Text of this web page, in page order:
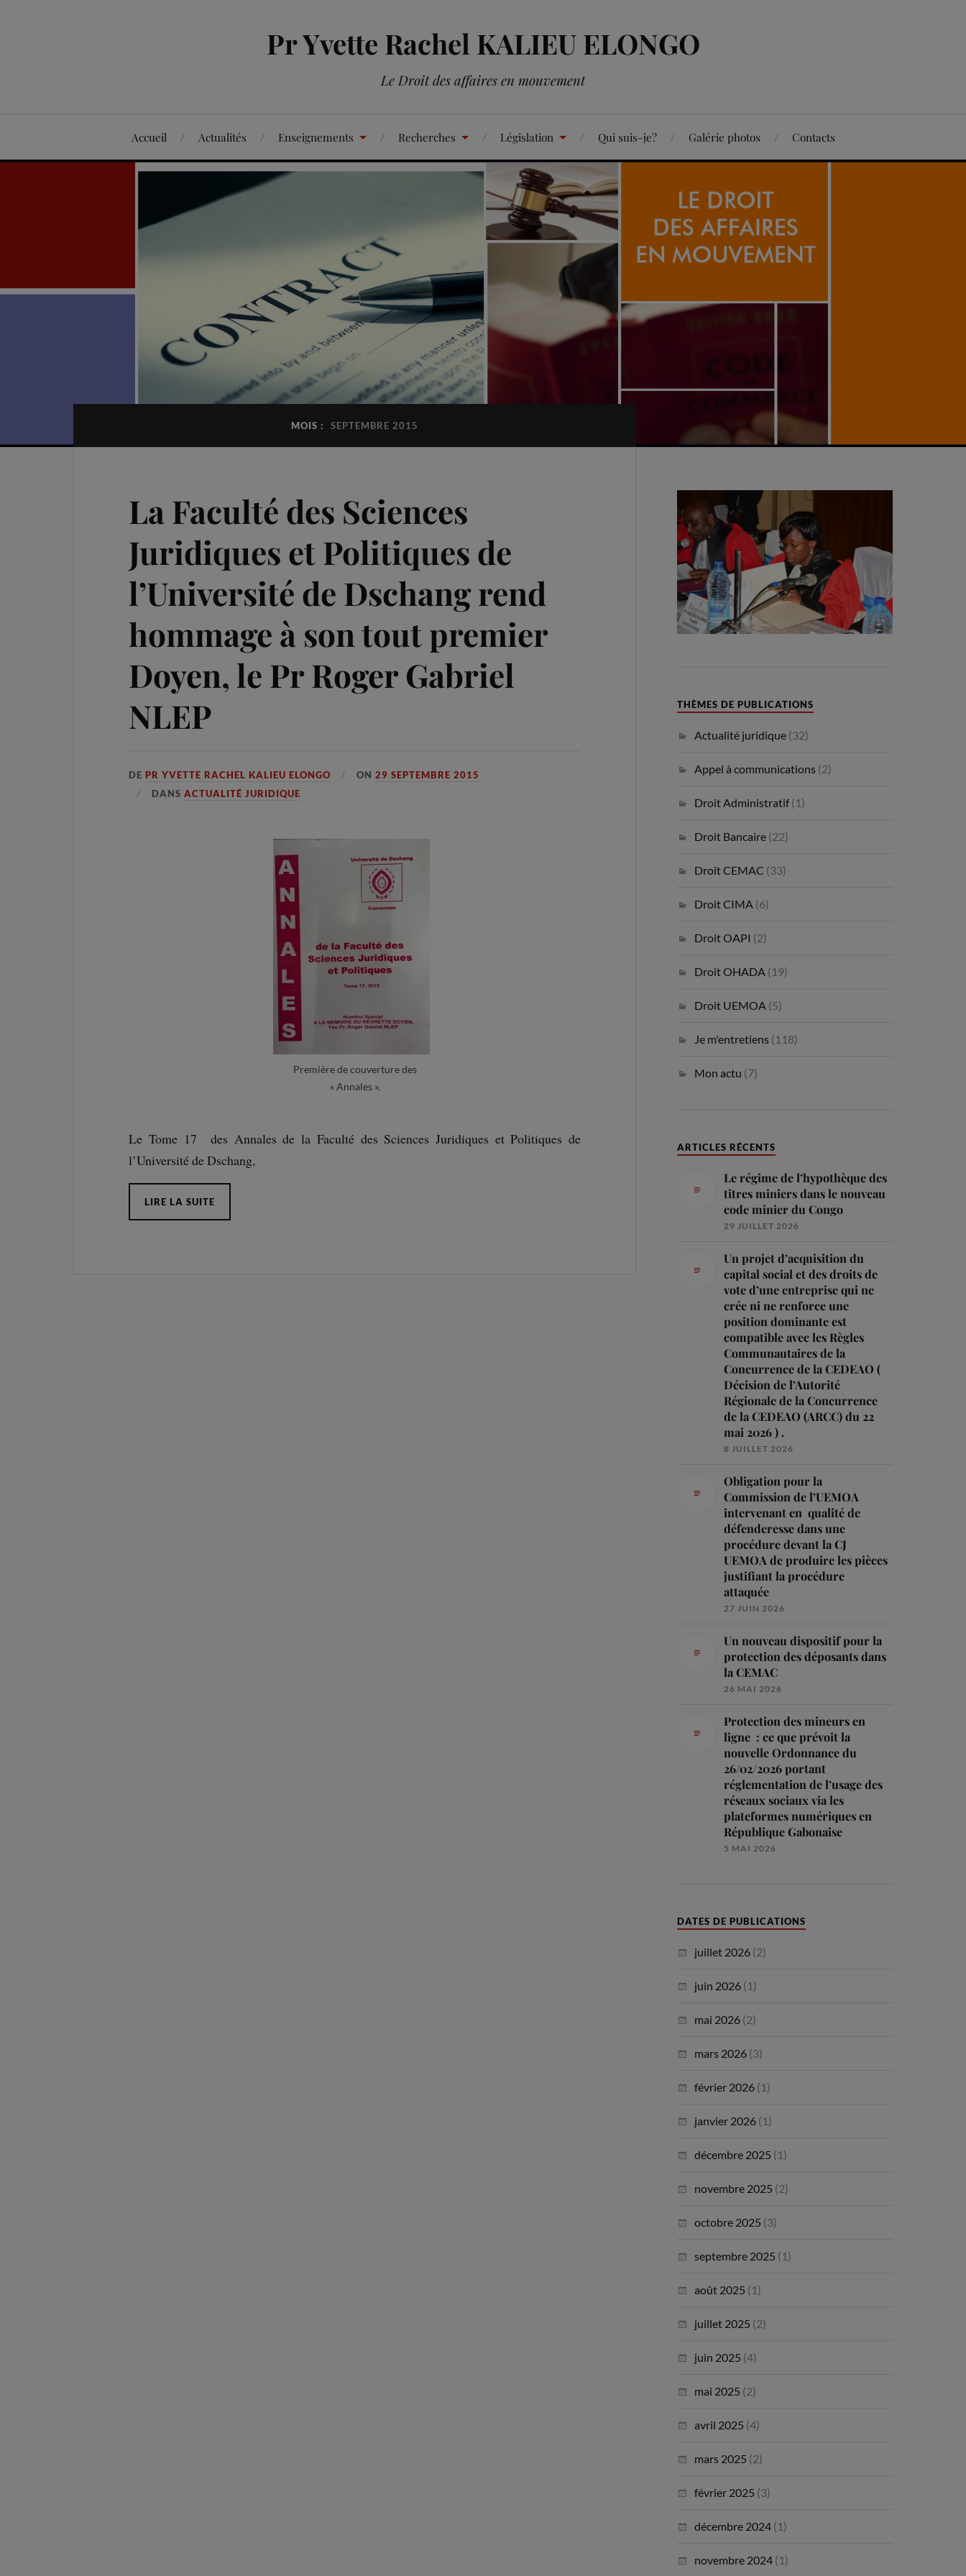
Pr Yvette Rachel KALIEU ELONGO
Le Droit des affaires en mouvement
Accueil Actualités Enseignements Recherches Législation Qui suis-je? Galérie photos Contacts
MOIS : SEPTEMBRE 2015
La Faculté des Sciences
Juridiques et Politiques de
l’Université de Dschang rend
hommage à son tout premier
Doyen, le Pr Roger Gabriel
NLEP
DEPR YVETTE RACHEL KALIEU ELONGO ON29 SEPTEMBRE 2015
DANSACTUALITÉ JURIDIQUE
Première de couverture des
« Annales ».
Le Tome 17 des Annales de la Faculté des Sciences Juridiques et Politiques de
l’Université de Dschang,
LIRE LA SUITE
THÈMES DE PUBLICATIONS
Actualité juridique (32)
Appel à communications (2)
Droit Administratif(1)
Droit Bancaire (22)
Droit CEMAC (33)
Droit CIMA (6)
Droit OAPI (2)
Droit OHADA (19)
Droit UEMOA (5)
Je m'entretiens (118)
Mon actu (7)
ARTICLES RÉCENTS
Le régime de l’hypothèque des
titres miniers dans le nouveau
code minier du Congo
29 JUILLET 2026
Un projet d’acquisition du
capital social et des droits de
vote d’une entreprise qui ne
crée ni ne renforce une
position dominante est
compatible avec les Règles
Communautaires de la
Concurrence de la CEDEAO (
Décision de l’Autorité
Régionale de la Concurrence
de la CEDEAO (ARCC) du 22
mai 2026 ) .
8 JUILLET 2026
Obligation pour la
Commission de l’UEMOA
intervenant en qualité de
défenderesse dans une
procédure devant la CJ
UEMOA de produire les pièces
justifiant la procédure
attaquée
27 JUIN 2026
Un nouveau dispositif pour la
protection des déposants dans
la CEMAC
26 MAI 2026
Protection des mineurs en
ligne : ce que prévoit la
nouvelle Ordonnance du
26/02/2026 portant
réglementation de l’usage des
réseaux sociaux via les
plateformes numériques en
République Gabonaise
5 MAI 2026
DATES DE PUBLICATIONS
juillet 2026 (2)
juin 2026 (1)
mai 2026 (2)
mars 2026 (3)
février 2026 (1)
janvier 2026 (1)
décembre 2025 (1)
novembre 2025 (2)
octobre 2025 (3)
septembre 2025 (1)
août 2025 (1)
juillet 2025 (2)
juin 2025 (4)
mai 2025 (2)
avril 2025 (4)
mars 2025 (2)
février 2025 (3)
décembre 2024 (1)
novembre 2024 (1)